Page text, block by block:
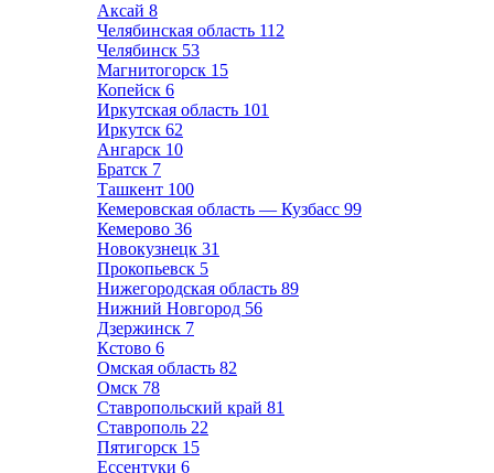
Аксай 8
Челябинская область 112
Челябинск 53
Магнитогорск 15
Копейск 6
Иркутская область 101
Иркутск 62
Ангарск 10
Братск 7
Ташкент 100
Кемеровская область — Кузбасс 99
Кемерово 36
Новокузнецк 31
Прокопьевск 5
Нижегородская область 89
Нижний Новгород 56
Дзержинск 7
Кстово 6
Омская область 82
Омск 78
Ставропольский край 81
Ставрополь 22
Пятигорск 15
Ессентуки 6